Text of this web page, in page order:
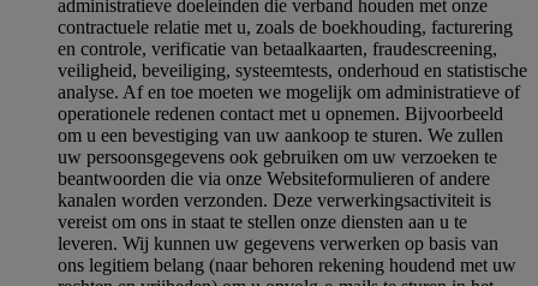
administratieve doeleinden die verband houden met onze
contractuele relatie met u, zoals de boekhouding, facturering
en controle, verificatie van betaalkaarten, fraudescreening,
veiligheid, beveiliging, systeemtests, onderhoud en statistische
analyse. Af en toe moeten we mogelijk om administratieve of
operationele redenen contact met u opnemen. Bijvoorbeeld
om u een bevestiging van uw aankoop te sturen. We zullen
uw persoonsgegevens ook gebruiken om uw verzoeken te
beantwoorden die via onze Websiteformulieren of andere
kanalen worden verzonden. Deze verwerkingsactiviteit is
vereist om ons in staat te stellen onze diensten aan u te
leveren. Wij kunnen uw gegevens verwerken op basis van
ons legitiem belang (naar behoren rekening houdend met uw